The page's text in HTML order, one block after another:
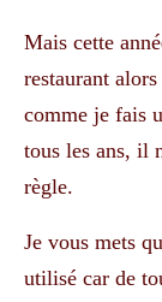
Mais cette
restaurant
comme je fais
tous les ans, il
règle.
Je vous mets
utilisé car de